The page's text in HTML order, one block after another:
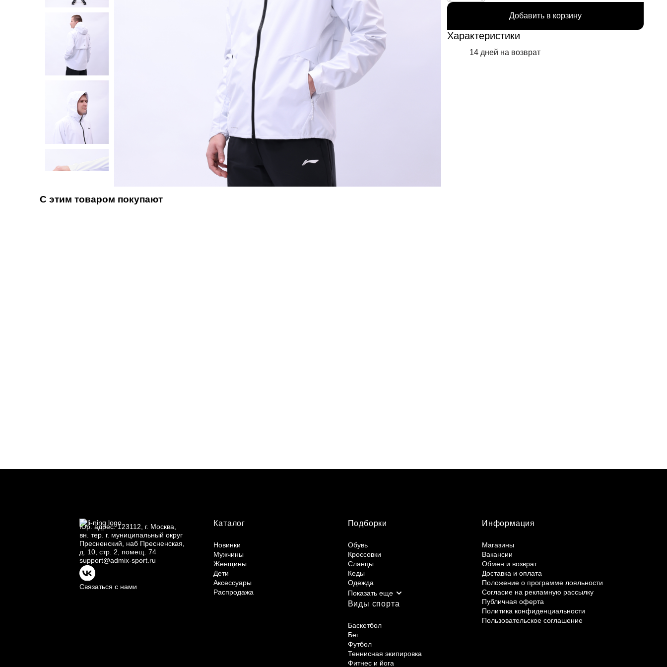
Добавить в корзину
Характеристики
14 дней на возврат
С этим товаром покупают
Юр. адрес: 123112, г. Москва,
вн. тер. г. муниципальный округ
Пресненский, наб Пресненская,
д. 10, стр. 2, помещ. 74
support@admix-sport.ru
Связаться с нами
Каталог
Новинки
Мужчины
Женщины
Дети
Аксессуары
Распродажа
Подборки
Обувь
Кроссовки
Сланцы
Кеды
Одежда
Виды спорта
Баскетбол
Бег
Футбол
Теннисная экипировка
Фитнес и йога
Информация
Магазины
Вакансии
Обмен и возврат
Доставка и оплата
Положение о программе лояльности
Согласие на рекламную рассылку
Публичная оферта
Политика конфиденциальности
Пользовательское соглашение